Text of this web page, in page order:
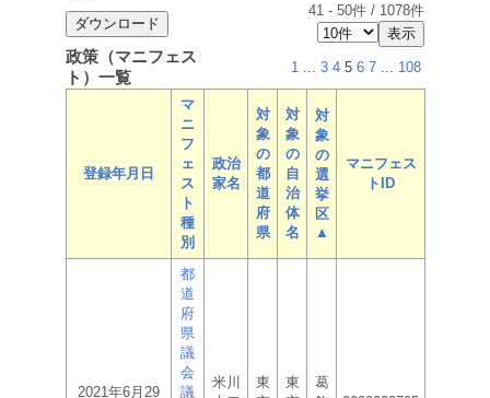
41 - 50件 / 1078件
政策（マニフェス
ト）一覧
1 ... 3 4 5 6 7 ... 108
登録年月日
マ
ニ
フ
ェ
ス
ト
種
別
政治
家名
対
象
の
都
道
府
県
対
象
の
自
治
体
名
対
象
の
選
挙
区
▲
マニフェス
トID
2021年6月29
都
道
府
県
議
会
議
米川
東
東
葛